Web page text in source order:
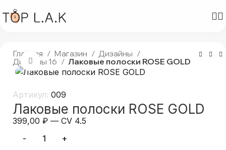
Главная Магазин
Дизайны
Дизайны 16
Лаковые полоски ROSE GOLD
Нажмите, чтобы увеличить
Артикул:009
Лаковые полоски ROSE GOLD
399,00₽ —CV 4.5